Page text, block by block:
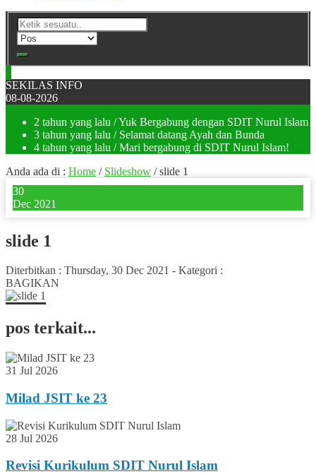
SEKILAS INFO
08-08-2026
2 tahun yang lalu / Yuk Bergabung dengan SDIT Nurul Islam
3 tahun yang lalu / Selamat datang Ayah dan Bunda
4 tahun yang lalu / Mari bergabung di SDIT Nurul Islam!
Anda ada di : Home / Slideshow /slide 1
30
Dec 2021
slide 1
Diterbitkan : Thursday, 30 Dec 2021 - Kategori :
BAGIKAN
pos terkait...
31 Jul 2026
Milad JSIT ke 23
28 Jul 2026
Revisi Kurikulum SDIT Nurul Islam